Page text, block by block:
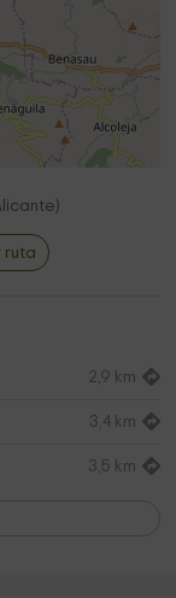
)
ruta
2,9 km
3,4 km
3,5 km